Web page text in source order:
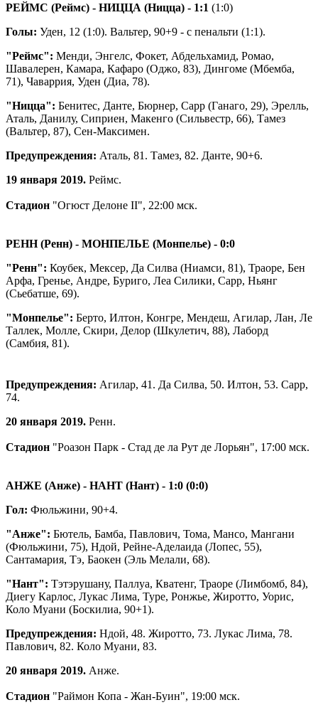
РЕЙМС (Реймс) - НИЦЦА (Ницца) - 1:1 (1:0)
Голы: Уден, 12 (1:0). Вальтер, 90+9 - с пенальти (1:1).
"Реймс": Менди, Энгелс, Фокет, Абдельхамид, Ромао,
Шавалерен, Камара, Кафаро (Оджо, 83), Дингоме (Мбемба,
71), Чаваррия, Уден (Диа, 78).
"Ницца": Бенитес, Данте, Бюрнер, Сарр (Ганаго, 29), Эрелль,
Аталь, Данилу, Сиприен, Макенго (Сильвестр, 66), Тамез
(Вальтер, 87), Сен-Максимен.
Предупреждения: Аталь, 81. Тамез, 82. Данте, 90+6.
19 января 2019. Реймс.
Стадион "Огюст Делоне II", 22:00 мск.
РЕНН (Ренн) - МОНПЕЛЬЕ (Монпелье) - 0:0
"Ренн": Коубек, Мексер, Да Силва (Ниамси, 81), Траоре, Бен
Арфа, Гренье, Андре, Буриго, Леа Силики, Сарр, Ньянг
(Сьебатше, 69).
"Монпелье": Берто, Илтон, Конгре, Мендеш, Агилар, Лан, Ле
Таллек, Молле, Скири, Делор (Шкулетич, 88), Лаборд
(Самбия, 81).
Предупреждения: Агилар, 41. Да Силва, 50. Илтон, 53. Сарр,
74.
20 января 2019. Ренн.
Стадион "Роазон Парк - Стад де ла Рут де Лорьян", 17:00 мск.
АНЖЕ (Анже) - НАНТ (Нант) - 1:0 (0:0)
Гол: Фюльжини, 90+4.
"Анже": Бютель, Бамба, Павлович, Тома, Мансо, Мангани
(Фюльжини, 75), Ндой, Рейне-Аделаида (Лопес, 55),
Сантамария, Тэ, Баокен (Эль Мелали, 68).
"Нант": Тэтэрушану, Паллуа, Кватенг, Траоре (Лимбомб, 84),
Диегу Карлос, Лукас Лима, Туре, Ронжье, Жиротто, Уорис,
Коло Муани (Боскилиа, 90+1).
Предупреждения: Ндой, 48. Жиротто, 73. Лукас Лима, 78.
Павлович, 82. Коло Муани, 83.
20 января 2019. Анже.
Стадион "Раймон Копа - Жан-Буин", 19:00 мск.